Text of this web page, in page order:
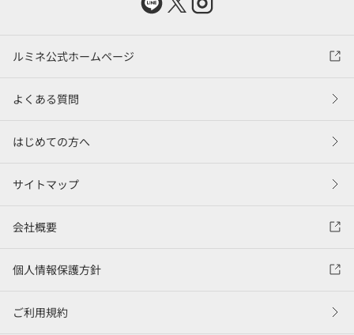
ルミネ公式ホームページ
よくある質問
はじめての方へ
サイトマップ
会社概要
個人情報保護方針
ご利用規約